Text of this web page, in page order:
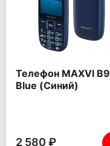
Телефон MAXVI B9
Blue (Синий)
2 580 ₽